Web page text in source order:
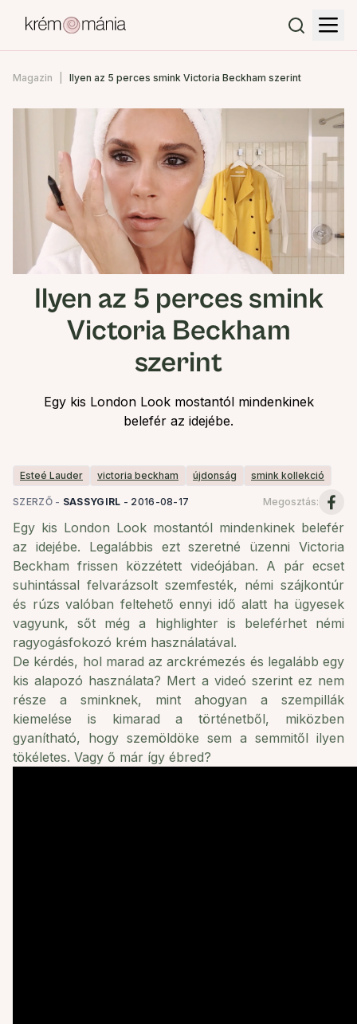
Magazin Ilyen az 5 perces smink Victoria Beckham szerint
Ilyen az 5 perces smink
Victoria Beckham
szerint
Egy kis London Look mostantól mindenkinek
belefér az idejébe.
Esteé Lauder victoria beckham újdonság smink kollekció
SZERZŐ - SASSYGIRL - 2016-08-17 Megosztás:
Egy kis London Look mostantól mindenkinek belefér
az idejébe. Legalábbis ezt szeretné üzenni Victoria
Beckham frissen közzétett videójában. A pár ecset
suhintással felvarázsolt szemfesték, némi szájkontúr
és rúzs valóban feltehető ennyi idő alatt ha ügyesek
vagyunk, sőt még a highlighter is beleférhet némi
ragyogásfokozó krém használatával.
De kérdés, hol marad az arckrémezés és legalább egy
kis alapozó használata? Mert a videó szerint ez nem
része a sminknek, mint ahogyan a szempillák
kiemelése is kimarad a történetből, miközben
gyanítható, hogy szemöldöke sem a semmitől ilyen
tökéletes. Vagy ő már így ébred?